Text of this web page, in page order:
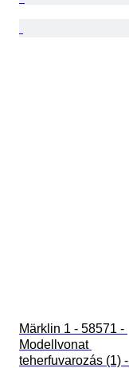
Märklin 1 - 58571 -
Modellvonat
teherfuvarozás (1) -